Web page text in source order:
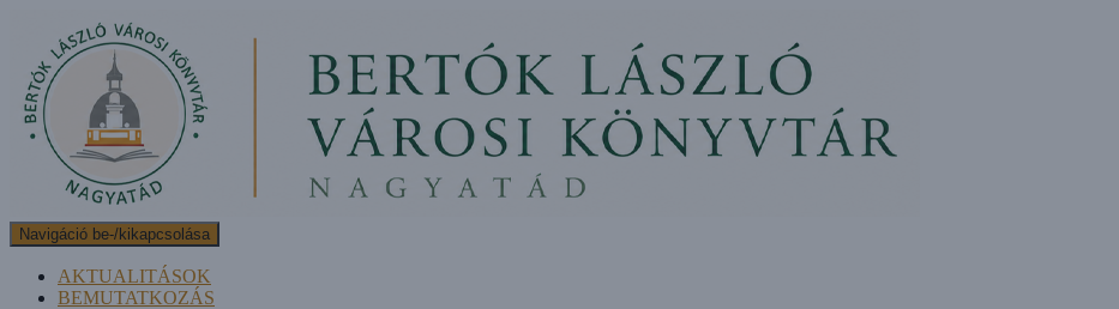
Navigáció be-/kikapcsolása
AKTUALITÁSOK
BEMUTATKOZÁS